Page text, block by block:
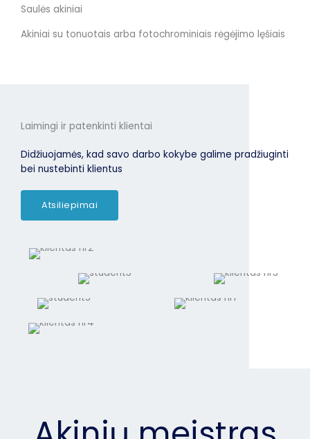
Saulės akiniai
Akiniai su tonuotais arba fotochrominiais rėgėjimo lęšiais
Laimingi ir patenkinti klientai
Didžiuojamės, kad savo darbo kokybe galime pradžiuginti
bei nustebinti klientus
Atsiliepimai